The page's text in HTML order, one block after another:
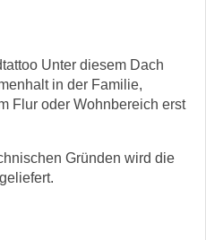
Unter diesem Dach
in der Familie,
Flur oder Wohnbereich erst
Gründen wird die